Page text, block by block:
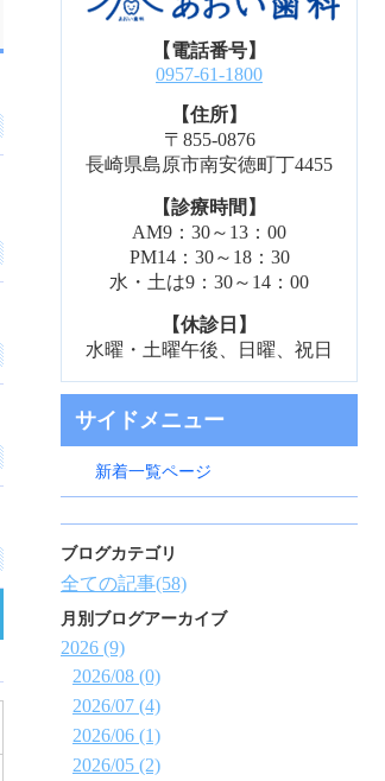
【電話番号】
0957-61-1800
【住所】
〒855-0876
長崎県島原市南安徳町丁4455
【診療時間】
AM9：30～13：00
PM14：30～18：30
水・土は9：30～14：00
【休診日】
水曜・土曜午後、日曜、祝日
サイドメニュー
新着一覧ページ
ブログカテゴリ
全ての記事(58)
月別ブログアーカイブ
2026 (9)
2026/08 (0)
2026/07 (4)
2026/06 (1)
2026/05 (2)